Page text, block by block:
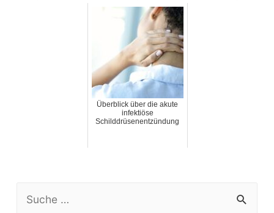
Überblick über die akute
infektiöse
Schilddrüsenentzündung